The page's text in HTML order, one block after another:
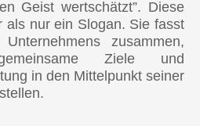
Geist wertschätzt”. Diese
als nur ein Slogan. Sie fasst
zusammen,
Ziele und
in den Mittelpunkt seiner